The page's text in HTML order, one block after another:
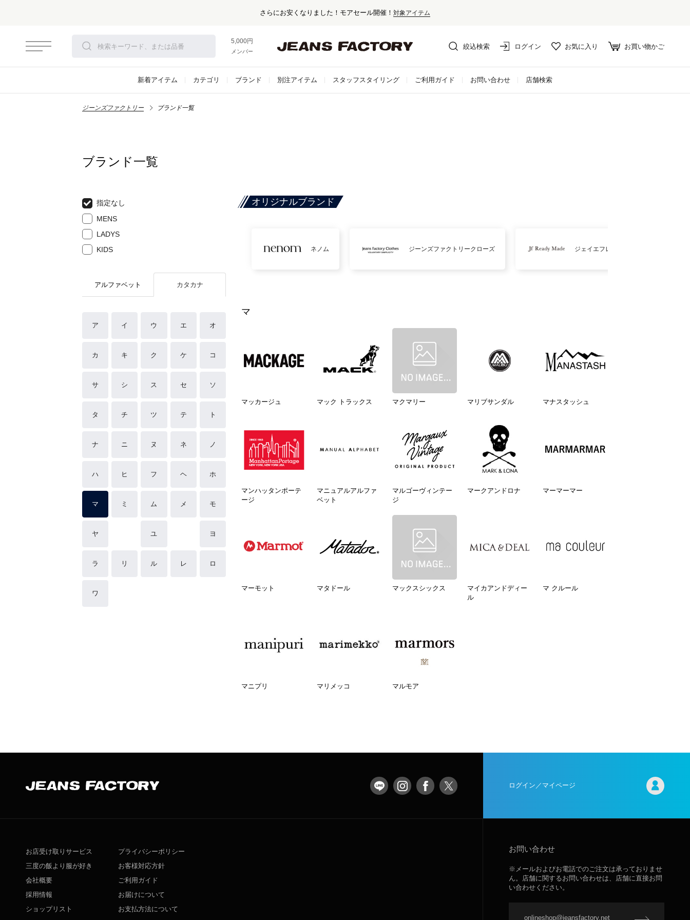
さらにお安くなりました！モアセール開催！ 対象アイテム
5,000円以上お買い上げで送料無料！
メンバー登録でお得な情報をゲット。さらに詳しく
絞込検索 ログイン お気に入り お買い物かご
新着アイテム カテゴリ ブランド 別注アイテム スタッフスタイリング ご利用ガイド お問い合わせ 店舗検索
ジーンズファクトリー ブランド一覧
ブランド一覧
指定なし
MENS
LADYS
KIDS
アルファベット カタカナ
ア イ ウ エ オ
カ キ ク ケ コ
サ シ ス セ ソ
タ チ ツ テ ト
ナ ニ ヌ ネ ノ
ハ ヒ フ ヘ ホ
マ ミ ム メ モ
ヤ ユ ヨ
ラ リ ル レ ロ
ワ
オリジナルブランド
ネノム ジーンズファクトリークローズ ジェイエフレディメイド
マ
マッカージュ マック トラックス マクマリー マリブサンダル マナスタッシュ
マンハッタンポーテ
ージ
マニュアルアルファ
ベット
マルゴーヴィンテー
ジ
マークアンドロナ マーマーマー
マーモット マタドール マックスシックス
マイカアンドディー
ル
マ クルール
マニプリ マリメッコ マルモア
ログイン／マイページ
お店受け取りサービス
三度の飯より服が好き
会社概要
採用情報
ショップリスト
プライバシーポリシー
お客様対応方針
ご利用ガイド
お届けについて
お支払方法について
お問い合わせ
※メールおよびお電話でのご注文は承っておりませ
ん。店舗に関するお問い合わせは、店舗に直接お問
い合わせください。
onlineshop@jeansfactory.net